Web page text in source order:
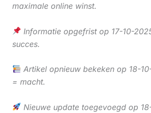
maximale online winst.
Informatie opgefrist op 17-10-
succes.
Artikel opnieuw bekeken op 18-
= macht.
Nieuwe update toegevoegd op